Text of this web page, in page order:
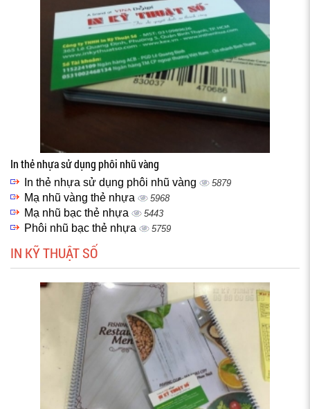
In thẻ nhựa sử dụng phôi nhũ vàng
In thẻ nhựa sử dụng phôi nhũ vàng 5879
Mạ nhũ vàng thẻ nhựa 5968
Mạ nhũ bạc thẻ nhựa 5443
Phôi nhũ bạc thẻ nhựa 5759
IN KỸ THUẬT SỐ